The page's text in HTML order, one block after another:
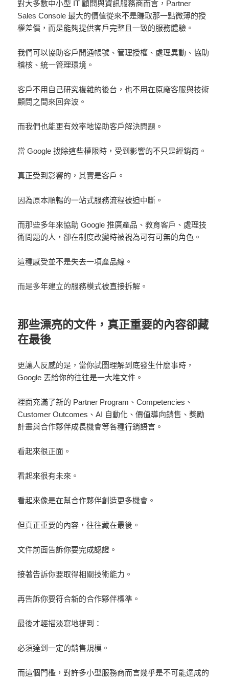
對大多數中小型 IT 顧問與資訊服務商而言，Partner
Sales Console 最大的價值從來不是賺取那一點微薄的授
權差價，而是能夠提供客戶完整且一致的服務體驗。
我們可以協助客戶開通帳號、管理授權、處理異動、協助
稽核、統一管理環境。
客戶不用自己研究複雜的後台，也不用在原廠客服與技術
顧問之間來回奔波。
而我們也能更有效率地協助客戶解決問題。
當 Google 拔除這些權限時，受到影響的不只是經銷商。
真正受到影響的，其實是客戶。
因為原本順暢的一站式服務流程被迫中斷。
而那些多年來協助 Google 推廣產品、教育客戶、處理技
術問題的人，卻在制度改變時被視為可有可無的角色。
這種感受並不是失去一項產品線。
而是多年建立的服務模式被直接拆解。
那些漂亮的文件，真正重要的內容卻藏
在最後
更讓人反感的是，當你試圖理解到底發生什麼事時，
Google 丟給你的往往是一大堆文件。
裡面充滿了新的 Partner Program、Competencies、
Customer Outcomes、AI 自動化、價值導向銷售、獎勵
計畫與合作夥伴成長機會等各種行銷語言。
看起來很正面。
看起來很有未來。
看起來像是在幫合作夥伴創造更多機會。
但真正重要的內容，往往藏在最後。
文件前面告訴你要完成認證。
接著告訴你要取得相關技術能力。
再告訴你要符合新的合作夥伴標準。
最後才輕描淡寫地提到：
必須達到一定的銷售規模。
而這個門檻，對許多小型服務商而言幾乎是不可能達成的